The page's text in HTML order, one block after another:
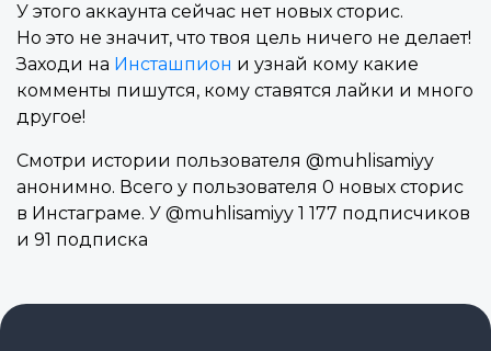
У этого аккаунта сейчас нет новых сторис.
Но это не значит, что твоя цель ничего не делает!
Заходи на Инсташпион и узнай кому какие
комменты пишутся, кому ставятся лайки и много
другое!
Смотри истории пользователя @muhlisamiyy
анонимно. Всего у пользователя 0 новых сторис
в Инстаграме. У @muhlisamiyy 1 177 подписчиков
и 91 подписка